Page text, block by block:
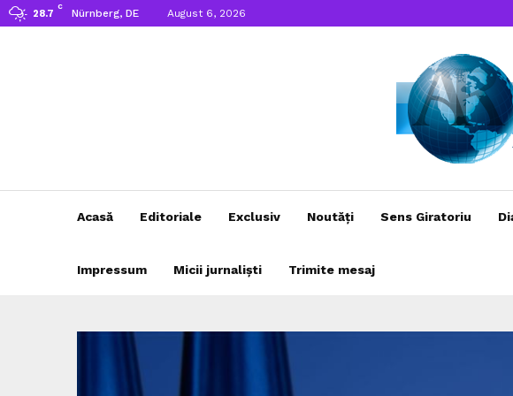
28.7
C
Nürnberg, DE August 6, 2026
Acasă Editoriale Exclusiv Noutăți Sens Giratoriu
Impressum Micii jurnaliști Trimite mesaj